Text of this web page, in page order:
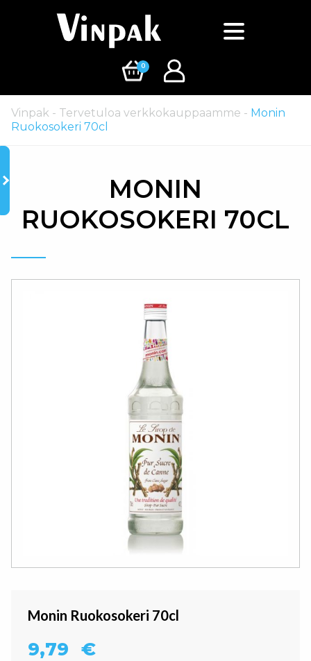
0
Vinpak - Tervetuloa verkkokauppaamme - Monin
Ruokosokeri 70cl
MONIN
RUOKOSOKERI 70CL
Monin Ruokosokeri 70cl
9,79 €